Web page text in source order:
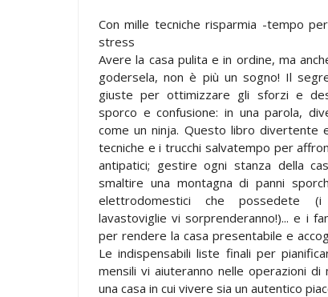
Con mille tecniche risparmia -tempo
stress
Avere la casa pulita e in ordine, ma
godersela, non è più un sogno! Il
giuste per ottimizzare gli sforzi e
sporco e confusione: in una parola,
come un ninja. Questo libro divertente
tecniche e i trucchi salvatempo per
antipatici; gestire ogni stanza della
smaltire una montagna di panni
elettrodomestici che possedete
lavastoviglie vi sorprenderanno!)... e i
per rendere la casa presentabile e
Le indispensabili liste finali per
mensili vi aiuteranno nelle operazioni
una casa in cui vivere sia un autentico